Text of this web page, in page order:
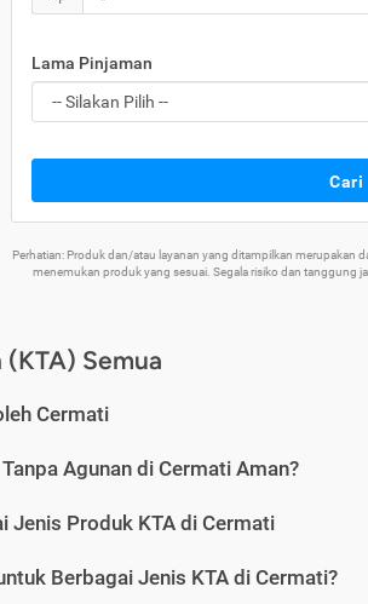
Lama Pinjaman
Cari
Perhatian: Produk dan/atau layanan yang ditampilkan
menemukan produk yang sesuai. Segala risiko dan tanggung
Semua
Cermati
Agunan di Cermati Aman?
Jenis Produk KTA di Cermati
Berbagai Jenis KTA di Cermati?